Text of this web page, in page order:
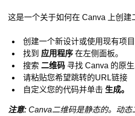
这是一个关于如何在 Canva 上创建
创建一个新设计或使用现有项目
找到 应用程序 在左侧面板。
搜索 二维码 寻找 Canva 的原生
请粘贴您希望跳转的URL链接
自定义您的代码并单击 生成。
注意: Canva二维码是静态的。动